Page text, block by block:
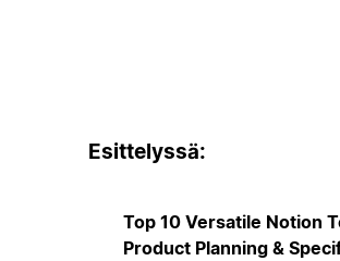
Esittelyssä:
Top 10 Versatile Notion
Product Planning &